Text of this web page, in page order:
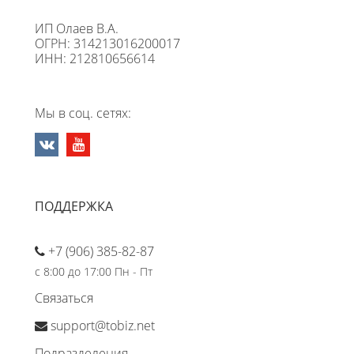
ИП Олаев В.А.
ОГРН: 314213016200017
ИНН: 212810656614
Мы в соц. сетях:
ПОДДЕРЖКА
+7 (906) 385-82-87
с 8:00 до 17:00 Пн - Пт
Связаться
support@tobiz.net